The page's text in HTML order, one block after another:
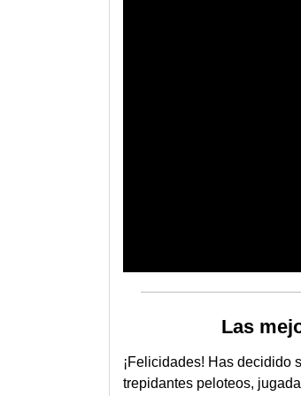
Las
¡Felicidades! Has decidido
trepidantes peloteos,